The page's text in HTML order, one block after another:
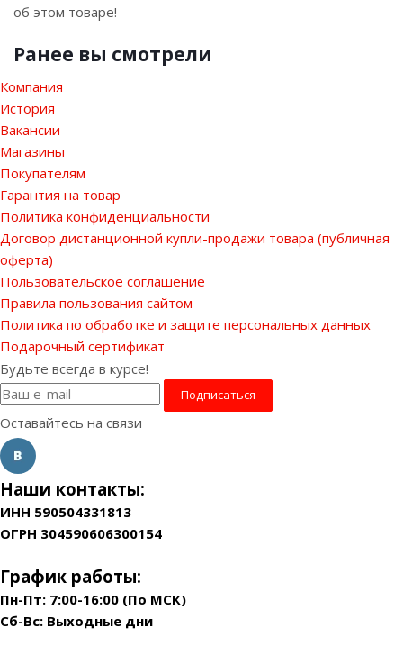
об этом товаре!
Ранее вы смотрели
Компания
История
Вакансии
Магазины
Покупателям
Гарантия на товар
Политика конфиденциальности
Договор дистанционной купли-продажи товара (публичная
оферта)
Пользовательское соглашение
Правила пользования сайтом
Политика по обработке и защите персональных данных
Подарочный сертификат
Будьте всегда в курсе!
Оставайтесь на связи
Наши контакты:
ИНН 590504331813
ОГРН 304590606300154
График работы:
Пн-Пт: 7:00-16:00 (По МСК)
Сб-Вс: Выходные дни